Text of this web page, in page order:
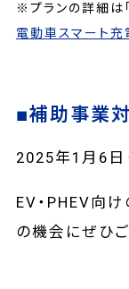
※プランの詳細は「
電動車スマート充
■補助事業
2025年1月6日
EV・PHEV向
の機会にぜひご